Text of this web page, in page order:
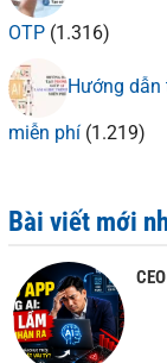
OTP (1.316)
Hướng
miễn phí (1.219)
Bài viết mới